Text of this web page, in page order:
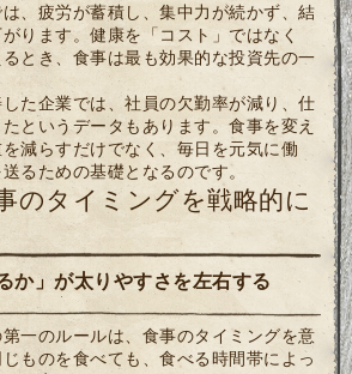
、疲労が蓄積し、集中力が続かず、結
ります。健康を「コスト」ではなく
るとき、食事は最も効果的な投資先の一
た企業では、社員の欠勤率が減り、仕
というデータもあります。食事を変え
減らすだけでなく、毎日を元気に働
るための基礎となるのです。
のタイミングを戦略的に
か」が太りやすさを左右する
一のルールは、食事のタイミングを意
ものを食べても、食べる時間帯によっ